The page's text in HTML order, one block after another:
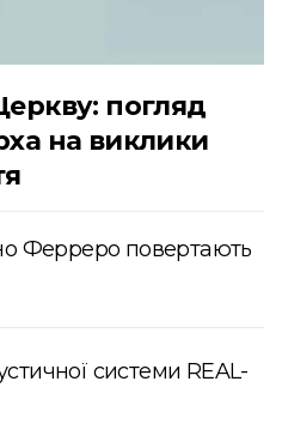
погляд
на виклики
Ферреро повертають
системи REAL-